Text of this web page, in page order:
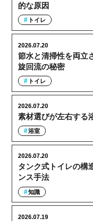
的な原因
トイレ
節水と清掃性を両立
旋回流の秘密
2026.07.20
トイレ
素材選びが左右する
2026.07.20
浴室
タンク式トイレの構
ンス手法
2026.07.20
知識
2026.07.19